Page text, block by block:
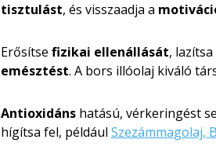
tisztulást, és visszaadja a
Erősítse fizikai ellenállását, lazítsa
emésztést. A bors illóolaj kiváló
Antioxidáns hatású, vérkeringést
hígítsa fel, például Szezámmagolaj,